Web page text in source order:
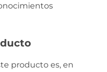
producto es, en